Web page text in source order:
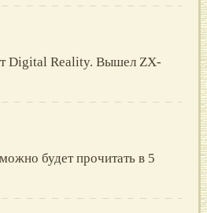
Digital Reality. Вышел ZX-
будет прочитать в 5